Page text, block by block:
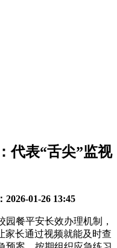
代表“舌尖”监视
2026-01-26 13:45
餐平安长效办理机制，
家长通过视频就能及时查